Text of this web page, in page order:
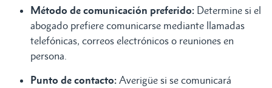
Método de comunicación preferido: Determine si el
abogado prefiere comunicarse mediante llamadas
telefónicas, correos electrónicos o reuniones en
persona.
Punto de contacto: Averigüe si se comunicará